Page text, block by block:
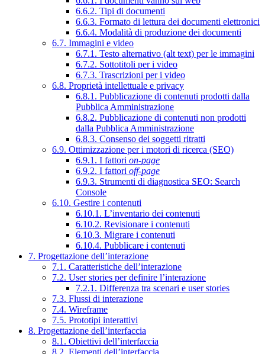
6.6.2. Tipi di documenti
6.6.3. Formato di lettura dei documenti elettronici
6.6.4. Modalità di produzione dei documenti
6.7. Immagini e video
6.7.1. Testo alternativo (alt text) per le immagini
6.7.2. Sottotitoli per i video
6.7.3. Trascrizioni per i video
6.8. Proprietà intellettuale e privacy
6.8.1. Pubblicazione di contenuti prodotti dalla
Pubblica Amministrazione
6.8.2. Pubblicazione di contenuti non prodotti
dalla Pubblica Amministrazione
6.8.3. Consenso dei soggetti ritratti
6.9. Ottimizzazione per i motori di ricerca (SEO)
6.9.1. I fattori on-page
6.9.2. I fattori off-page
6.9.3. Strumenti di diagnostica SEO: Search
Console
6.10. Gestire i contenuti
6.10.1. L’inventario dei contenuti
6.10.2. Revisionare i contenuti
6.10.3. Migrare i contenuti
6.10.4. Pubblicare i contenuti
7. Progettazione dell’interazione
7.1. Caratteristiche dell’interazione
7.2. User stories per definire l’interazione
7.2.1. Differenza tra scenari e user stories
7.3. Flussi di interazione
7.4. Wireframe
7.5. Prototipi interattivi
8. Progettazione dell’interfaccia
8.1. Obiettivi dell’interfaccia
8.2. Elementi dell’interfaccia